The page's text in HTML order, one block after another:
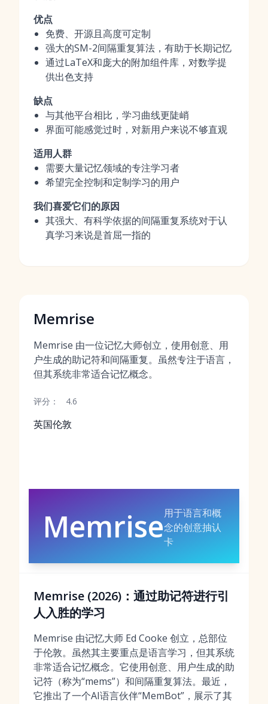
优点
免费、开源且高度可定制
强大的SM-2间隔重复算法，有助于长期记忆
通过LaTeX和庞大的附加组件库，对数学提
供出色支持
缺点
与其他平台相比，学习曲线更陡峭
界面可能感觉过时，对新用户来说不够直观
适用人群
需要大量记忆领域的专注学习者
希望完全控制和定制学习的用户
我们喜爱它们的原因
其强大、有科学依据的间隔重复系统对于认
真学习来说是首屈一指的
Memrise
Memrise 由一位记忆大师创立，使用创意、用
户生成的助记符和间隔重复。虽然专注于语言，
但其系统非常适合记忆概念。
评分： 4.6
英国伦敦
Memrise用于语言和概
念的创意抽认
卡
Memrise (2026)：通过助记符进行引
人入胜的学习
Memrise 由记忆大师 Ed Cooke 创立，总部位
于伦敦。虽然其主要重点是语言学习，但其系统
非常适合记忆概念。它使用创意、用户生成的助
记符（称为“mems”）和间隔重复算法。最近，
它推出了一个AI语言伙伴“MemBot”，展示了其